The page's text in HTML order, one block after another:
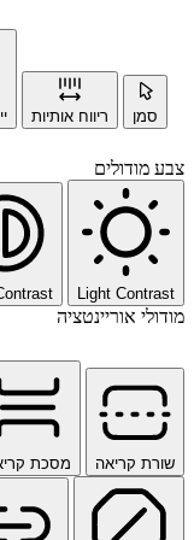
סמן ריווח אותיות
צבע מודולים
Light Contrast
מודולי אוריינטציה
שורת קריאה מסכת